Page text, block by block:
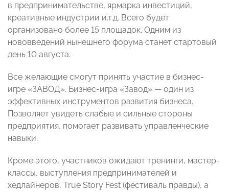
в предпринимательстве, ярмарка инвестиций,
креативные индустрии и.т.д. Всего будет
организовано более 15 площадок. Одним из
нововведений нынешнего форума станет стартовый
день 10 августа.
Все желающие смогут принять участие в бизнес-
игре «ЗАВОД». Бизнес-игра «Завод» — один из
эффективных инструментов развития бизнеса.
Позволяет увидеть слабые и сильные стороны
предприятия, помогает развивать управленческие
навыки.
Кроме этого, участников ожидают тренинги, мастер-
классы, выступления предпринимателей и
хедлайнеров, True Story Fest (фестиваль правды), а